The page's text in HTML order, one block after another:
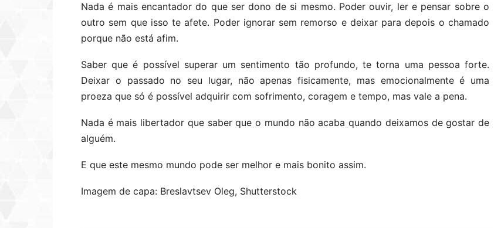
Nada é mais encantador do que ser dono de si mesmo. Poder ouvir, ler e pensar sobre o
outro sem que isso te afete. Poder ignorar sem remorso e deixar para depois o chamado
porque não está afim.
Saber que é possível superar um sentimento tão profundo, te torna uma pessoa forte.
Deixar o passado no seu lugar, não apenas fisicamente, mas emocionalmente é uma
proeza que só é possível adquirir com sofrimento, coragem e tempo, mas vale a pena.
Nada é mais libertador que saber que o mundo não acaba quando deixamos de gostar de
alguém.
E que este mesmo mundo pode ser melhor e mais bonito assim.
Imagem de capa: Breslavtsev Oleg, Shutterstock